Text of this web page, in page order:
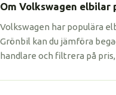
Om Volkswagen elbilar
Volkswagen har populära
Grönbil kan du jämföra
handlare och filtrera på